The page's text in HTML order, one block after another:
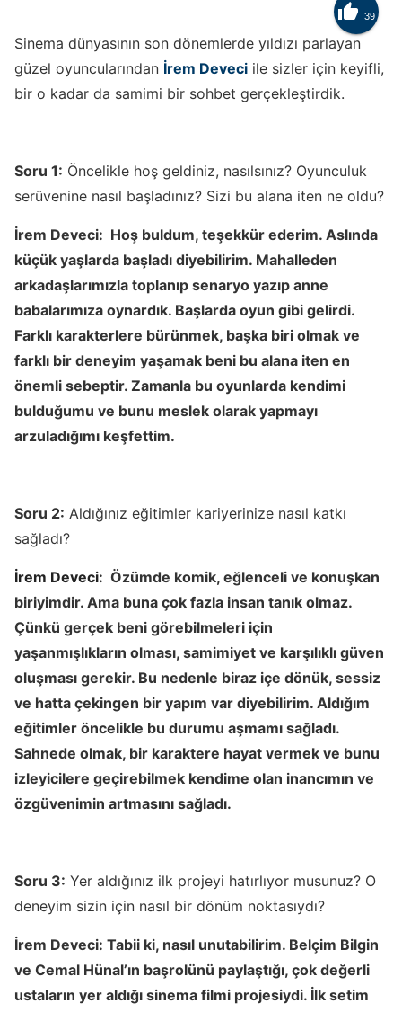
 39
Sinema dünyasının son dönemlerde yıldızı parlayan
güzel oyuncularından İrem Deveci ile sizler için keyifli,
bir o kadar da samimi bir sohbet gerçekleştirdik.
Soru 1: Öncelikle hoş geldiniz, nasılsınız? Oyunculuk
serüvenine nasıl başladınız? Sizi bu alana iten ne oldu?
İrem Deveci: Hoş buldum, teşekkür ederim. Aslında
küçük yaşlarda başladı diyebilirim. Mahalleden
arkadaşlarımızla toplanıp senaryo yazıp anne
babalarımıza oynardık. Başlarda oyun gibi gelirdi.
Farklı karakterlere bürünmek, başka biri olmak ve
farklı bir deneyim yaşamak beni bu alana iten en
önemli sebeptir. Zamanla bu oyunlarda kendimi
bulduğumu ve bunu meslek olarak yapmayı
arzuladığımı keşfettim.
Soru 2: Aldığınız eğitimler kariyerinize nasıl katkı
sağladı?
İrem Deveci: Özümde komik, eğlenceli ve konuşkan
biriyimdir. Ama buna çok fazla insan tanık olmaz.
Çünkü gerçek beni görebilmeleri için
yaşanmışlıkların olması, samimiyet ve karşılıklı güven
oluşması gerekir. Bu nedenle biraz içe dönük, sessiz
ve hatta çekingen bir yapım var diyebilirim. Aldığım
eğitimler öncelikle bu durumu aşmamı sağladı.
Sahnede olmak, bir karaktere hayat vermek ve bunu
izleyicilere geçirebilmek kendime olan inancımın ve
özgüvenimin artmasını sağladı.
Soru 3: Yer aldığınız ilk projeyi hatırlıyor musunuz? O
deneyim sizin için nasıl bir dönüm noktasıydı?
İrem Deveci: Tabii ki, nasıl unutabilirim. Belçim Bilgin
ve Cemal Hünal’ın başrolünü paylaştığı, çok değerli
ustaların yer aldığı sinema filmi projesiydi. İlk setim